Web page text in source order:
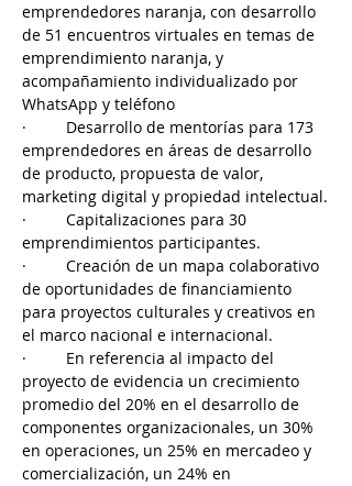
emprendedores naranja, con desarrollo
de 51 encuentros virtuales en temas de
emprendimiento naranja, y
acompañamiento individualizado por
WhatsApp y teléfono
·         Desarrollo de mentorías para 173
emprendedores en áreas de desarrollo
de producto, propuesta de valor,
marketing digital y propiedad intelectual.
·         Capitalizaciones para 30
emprendimientos participantes.
·         Creación de un mapa colaborativo
de oportunidades de financiamiento
para proyectos culturales y creativos en
el marco nacional e internacional.
·         En referencia al impacto del
proyecto de evidencia un crecimiento
promedio del 20% en el desarrollo de
componentes organizacionales, un 30%
en operaciones, un 25% en mercadeo y
comercialización, un 24% en